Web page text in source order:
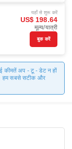
यहाँ से शुरू करें
US$ 198.64
मूल्य/यात्री
बुक करें
कीमतें अप - टू - डेट न हों
हम सबसे सटीक और